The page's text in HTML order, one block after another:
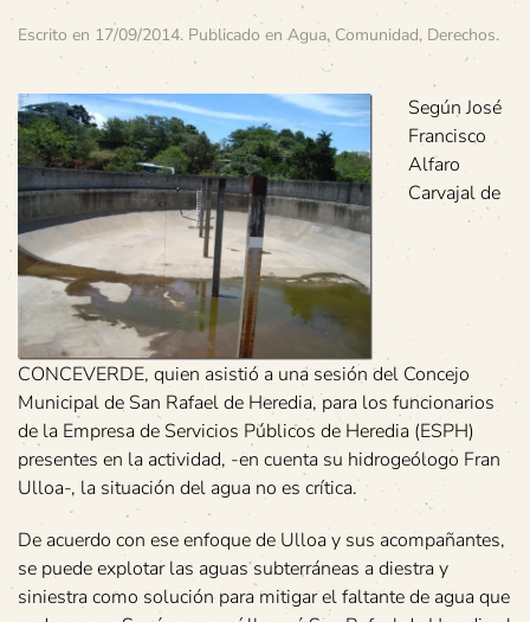
Escrito en 17/09/2014. Publicado en Agua, Comunidad, Derechos.
Según José
Francisco
Alfaro
Carvajal de
CONCEVERDE, quien asistió a una sesión del Concejo
Municipal de San Rafael de Heredia, para los funcionarios
de la Empresa de Servicios Públicos de Heredia (ESPH)
presentes en la actividad, -en cuenta su hidrogeólogo Fran
Ulloa-, la situación del agua no es crítica.
De acuerdo con ese enfoque de Ulloa y sus acompañantes,
se puede explotar las aguas subterráneas a diestra y
siniestra como solución para mitigar el faltante de agua que